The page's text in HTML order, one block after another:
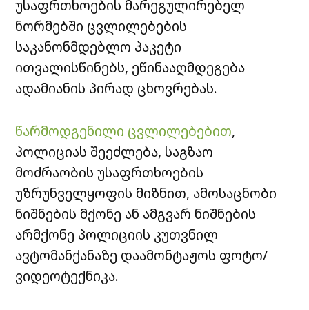
უსაფრთხოების მარეგულირებელ
ნორმებში ცვლილებების
საკანონმდებლო პაკეტი
ითვალისწინებს, ეწინააღმდეგება
ადამიანის პირად ცხოვრებას.
წარმოდგენილი ცვლილებებით,
პოლიციას შეეძლება, საგზაო
მოძრაობის უსაფრთხოების
უზრუნველყოფის მიზნით, ამოსაცნობი
ნიშნების მქონე ან ამგვარ ნიშნების
არმქონე პოლიციის კუთვნილ
ავტომანქანაზე დაამონტაჟოს ფოტო/
ვიდეოტექნიკა.